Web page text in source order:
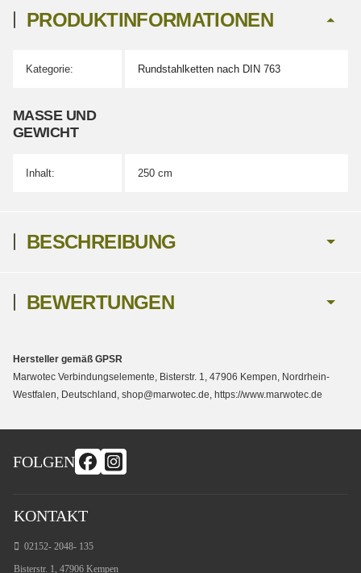
PRODUKTINFORMATIONEN
Produkteigenschaft
Wert
Kategorie: Rundstahlketten nach DIN 763
MASSE UND G
EWICHT
Inhalt: 250 cm
BESCHREIBUNG
BEWERTUNGEN
Hersteller gemäß GPSR
Marwotec Verbindungselemente, Bisterstr. 1, 47906 Kempen, Nordrhein-
Westfalen, Deutschland, shop@marwotec.de, https://www.marwotec.de
FOLGEN
KONTAKT
02152- 2048- 135
Bisterstr. 1, 47906 Kempen